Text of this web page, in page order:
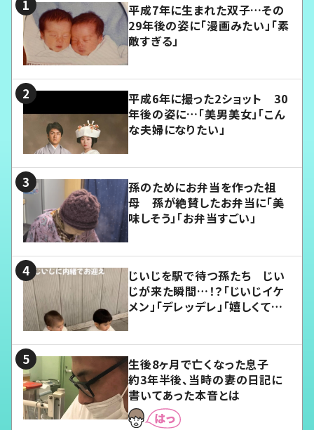
平成7年に生まれた双子…その
29年後の姿に「漫画みたい」「素
敵すぎる」
平成6年に撮った2ショット 30
年後の姿に…「美男美女」「こん
な夫婦になりたい」
孫のためにお弁当を作った祖
母 孫が絶賛したお弁当に「美
味しそう」「お弁当すごい」
じいじを駅で待つ孫たち じい
じが来た瞬間…！？「じいじイケ
メン」「デレッデレ」「嬉しくて可
生後8ヶ月で亡くなった息子
約3年半後、当時の妻の日記に
書いてあった本音とは